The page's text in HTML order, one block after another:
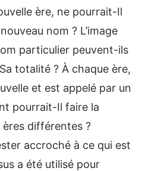
ère, ne pourrait-Il
nom ? L’image
particulier peuvent-ils
totalité ? À chaque ère,
et est appelé par un
pourrait-Il faire la
différentes ?
accroché à ce qui est
a été utilisé pour